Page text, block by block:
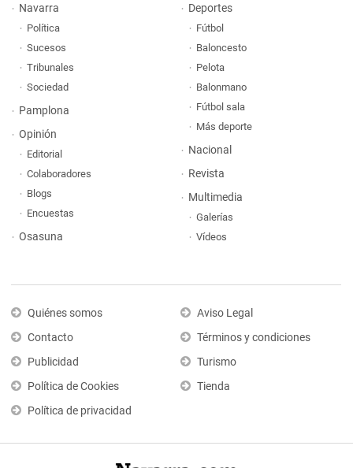
Navarra
Política
Sucesos
Tribunales
Sociedad
Pamplona
Opinión
Editorial
Colaboradores
Blogs
Encuestas
Osasuna
Deportes
Fútbol
Baloncesto
Pelota
Balonmano
Fútbol sala
Más deporte
Nacional
Revista
Multimedia
Galerías
Vídeos
Quiénes somos
Contacto
Publicidad
Política de Cookies
Política de privacidad
Aviso Legal
Términos y condiciones
Turismo
Tienda